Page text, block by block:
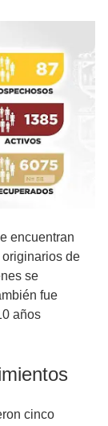
encuentran
de
se
fue
años
cinco